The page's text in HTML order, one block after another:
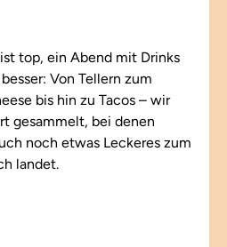
top, ein Abend mit Drinks
Von Tellern zum
bis hin zu Tacos – wir
gesammelt, bei denen
noch etwas Leckeres zum
landet.